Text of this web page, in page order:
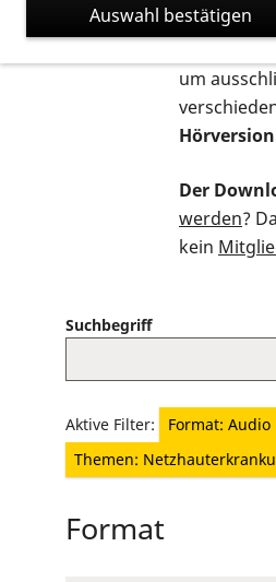
Auf
um
Der
werden?
kein
Suchbegriff
Aktive Filter: Format: Audio
Themen:
Format
Auswahl bestätigen